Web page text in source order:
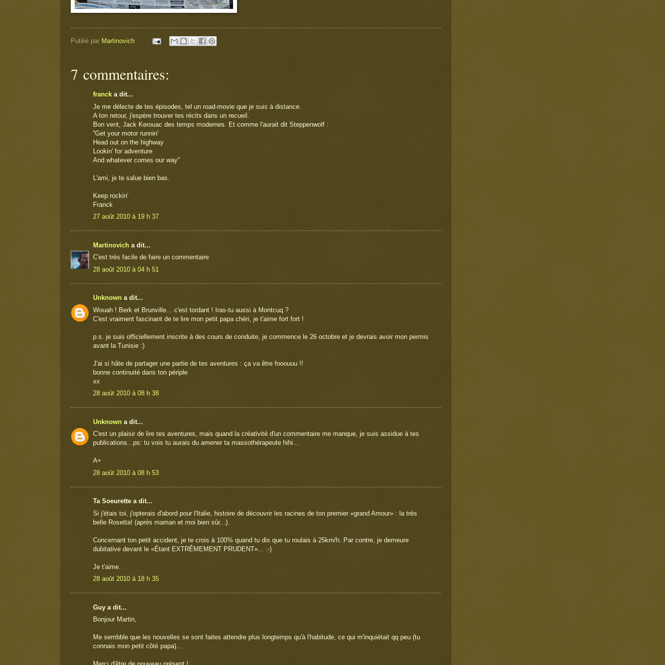
Publié par Martinovich
7 commentaires:
franck a dit...
Je me délecte de tes épisodes, tel un road-movie que je suis à distance.
A ton retour, j'espère trouver tes récits dans un recueil.
Bon vent, Jack Kerouac des temps modernes. Et comme l'aurait dit Steppenwolf :
''Get your motor runnin'
Head out on the highway
Lookin' for adventure
And whatever comes our way''
L'ami, je te salue bien bas.
Keep rockin'
Franck
27 août 2010 à 19 h 37
Martinovich a dit...
C'est très facile de faire un commentaire
28 août 2010 à 04 h 51
Unknown a dit...
Wouah ! Berk et Brunville... c'est tordant ! Iras-tu aussi à Montcuq ?
C'est vraiment fascinant de te lire mon petit papa chéri, je t'aime fort fort !
p.s. je suis officiellement inscrite à des cours de conduite, je commence le 26 octobre et je devrais avoir mon permis
avant la Tunisie :)
J'ai si hâte de partager une partie de tes aventures : ça va être fooouuu !!
bonne continuité dans ton périple
xx
28 août 2010 à 08 h 38
Unknown a dit...
C'est un plaisir de lire tes aventures, mais quand la créativité d'un commentaire me manque, je suis assidue à tes
publications...ps: tu vois tu aurais du amener ta massothérapeute hihi...
A+
28 août 2010 à 08 h 53
Ta Soeurette a dit...
Si j'étais toi, j'opterais d'abord pour l'Italie, histoire de découvrir les racines de ton premier «grand Amour» : la très
belle Rosetta! (après maman et moi bien sûr...).
Concernant ton petit accident, je te crois à 100% quand tu dis que tu roulais à 25km/h. Par contre, je demeure
dubitative devant le «Étant EXTRÊMEMENT PRUDENT»... :-)
Je t'aime.
28 août 2010 à 18 h 35
Guy a dit...
Bonjour Martin,
Me sembble que les nouvelles se sont faites attendre plus longtemps qu'à l'habitude, ce qui m'inquiétait qq peu (tu
connais mon petit côté papa)...